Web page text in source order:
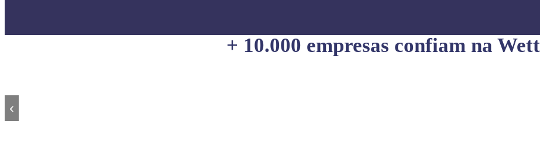
+ 10.000 empresas confiam na
‹